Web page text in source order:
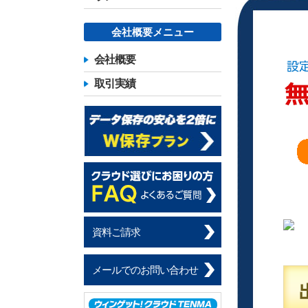
会社概要メニュー
会社概要
取引実績
資料ご請求
メールでのお問い合わせ